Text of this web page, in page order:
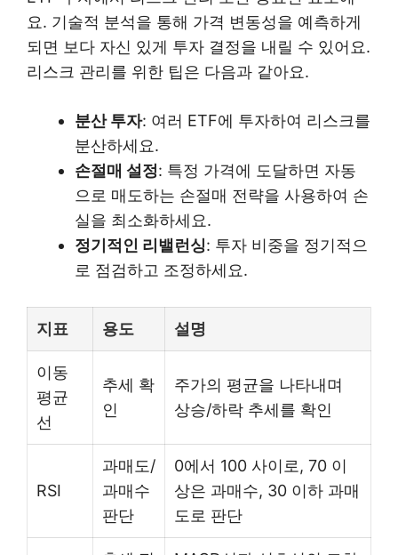
요. 기술적 분석을 통해 가격 변동성을 예측하게
되면 보다 자신 있게 투자 결정을 내릴 수 있어요.
리스크 관리를 위한 팁은 다음과 같아요.
분산 투자: 여러 ETF에 투자하여 리스크를
분산하세요.
손절매 설정: 특정 가격에 도달하면 자동
으로 매도하는 손절매 전략을 사용하여 손
실을 최소화하세요.
정기적인 리밸런싱: 투자 비중을 정기적으
로 점검하고 조정하세요.
지표 용도 설명
이동
평균
선
추세 확
인
주가의 평균을 나타내며
상승/하락 추세를 확인
RSI
과매도/
과매수
판단
0에서 100 사이로, 70 이
상은 과매수, 30 이하 과매
도로 판단